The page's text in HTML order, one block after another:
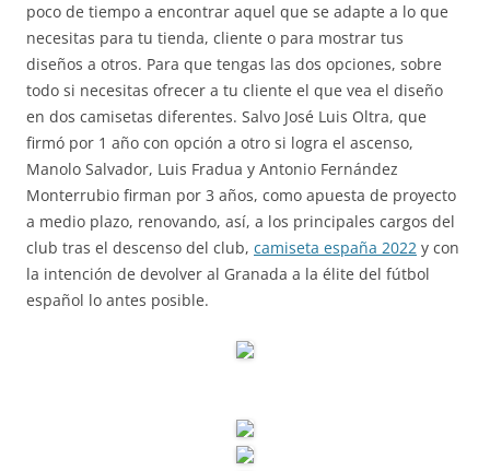
poco de tiempo a encontrar aquel que se adapte a lo que
necesitas para tu tienda, cliente o para mostrar tus
diseños a otros. Para que tengas las dos opciones, sobre
todo si necesitas ofrecer a tu cliente el que vea el diseño
en dos camisetas diferentes. Salvo José Luis Oltra, que
firmó por 1 año con opción a otro si logra el ascenso,
Manolo Salvador, Luis Fradua y Antonio Fernández
Monterrubio firman por 3 años, como apuesta de proyecto
a medio plazo, renovando, así, a los principales cargos del
club tras el descenso del club, camiseta españa 2022 y con
la intención de devolver al Granada a la élite del fútbol
español lo antes posible.